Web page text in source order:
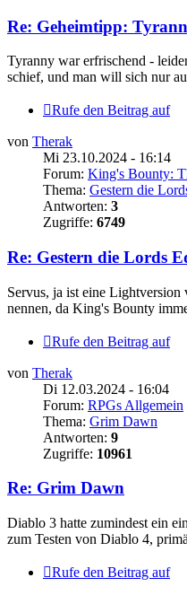
Re: Geheimtipp:
Tyranny war erfrischend -
schief, und man will sich nur
Rufe den Beitrag auf
von Therak
Mi 23.10.2024 - 16:14
Forum: King's Bounty:
Thema: Gestern die
Antworten: 3
Zugriffe: 6749
Re: Gestern die Lords
Servus, ja ist eine Lightversion
nennen, da King's Bounty
Rufe den Beitrag auf
von Therak
Di 12.03.2024 - 16:04
Forum: RPGs Allgemein
Thema: Grim Dawn
Antworten: 9
Zugriffe: 10961
Re: Grim Dawn
Diablo 3 hatte zumindest ein
zum Testen von Diablo 4,
Rufe den Beitrag auf